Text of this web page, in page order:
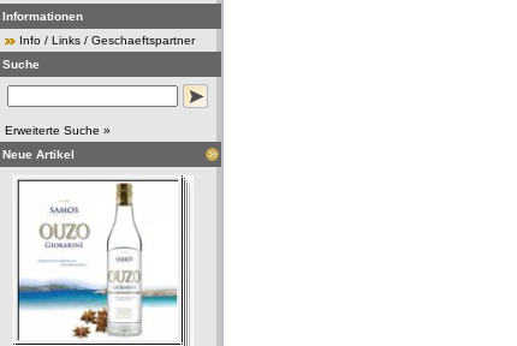
Informationen
Info / Links / Geschaeftspartner
Suche
Erweiterte Suche »
Neue Artikel